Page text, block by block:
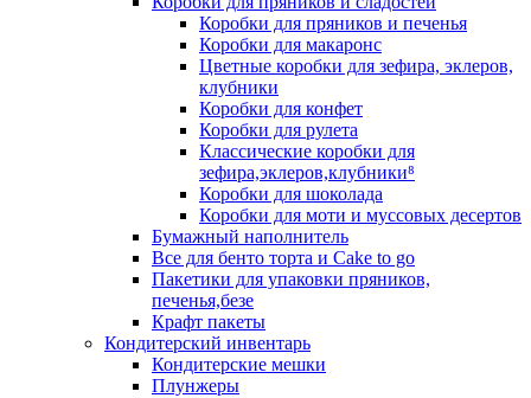
Коробки для пряников и печенья
Коробки для макаронс
Цветные коробки для зефира, эклеров,
клубники
Коробки для конфет
Коробки для рулета
Классические коробки для
зефира,эклеров,клубники⁸
Коробки для шоколада
Коробки для моти и муссовых десертов
Бумажный наполнитель
Все для бенто торта и Cake to go
Пакетики для упаковки пряников,
печенья,безе
Крафт пакеты
Кондитерский инвентарь
Кондитерские мешки
Плунжеры